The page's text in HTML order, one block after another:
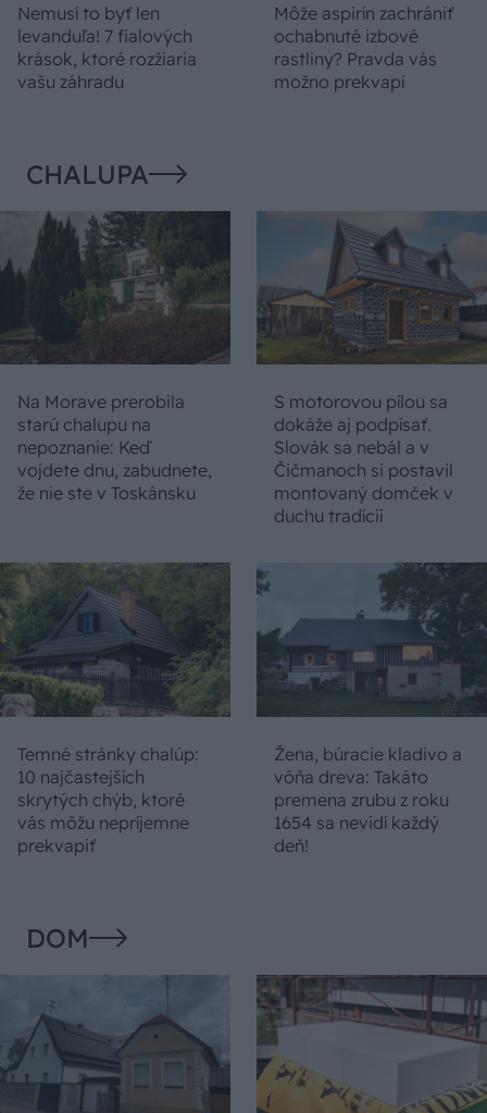
Nemusí to byť len
levanduľa! 7 fialových
krások, ktoré rozžiaria
vašu záhradu
Môže aspirín zachrániť
ochabnuté izbové
rastliny? Pravda vás
možno prekvapí
CHALUPA
Na Morave prerobila
starú chalupu na
nepoznanie: Keď
vojdete dnu, zabudnete,
že nie ste v Toskánsku
S motorovou pílou sa
dokáže aj podpísať.
Slovák sa nebál a v
Čičmanoch si postavil
montovaný domček v
duchu tradícií
Temné stránky chalúp:
10 najčastejších
skrytých chýb, ktoré
vás môžu nepríjemne
prekvapiť
Žena, búracie kladivo a
vôňa dreva: Takáto
premena zrubu z roku
1654 sa nevidí každý
deň!
DOM